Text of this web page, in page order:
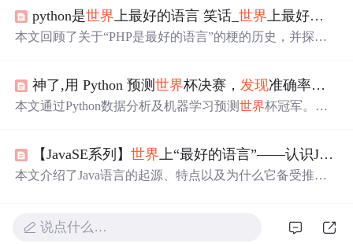
程和请求处理方式上的特点；还对比了PHP7和PHP5的性
能，探讨了数组底层实现及扩展开发的利弊。
python是世界上最好的语言 笑话_世界上最好的语言是什么，现在终于有了答案...
本文回顾了关于“PHP是最好的语言”的梗的历史，并探讨
的喜爱。
神了,用 Python 预测世界杯决赛，发现准确率还挺高
本文通过Python数据分析及机器学习预测世界杯冠军。利
【JavaSE系列】世界上“最好的语言”——认识Java编程语言
本文介绍了Java语言的起源、特点以及为什么它备受推
好的语言’，但Java在服务端编程、移动应用开发等领域表
说点什么…